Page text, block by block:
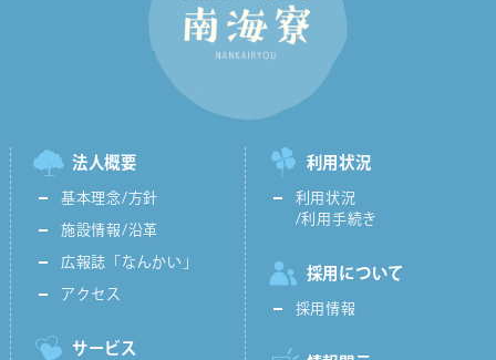
法人概要
基本理念/方針
施設情報/沿革
広報誌「なんかい」
アクセス
サービス
利用状況
利用状況
/利用手続き
採用について
採用情報